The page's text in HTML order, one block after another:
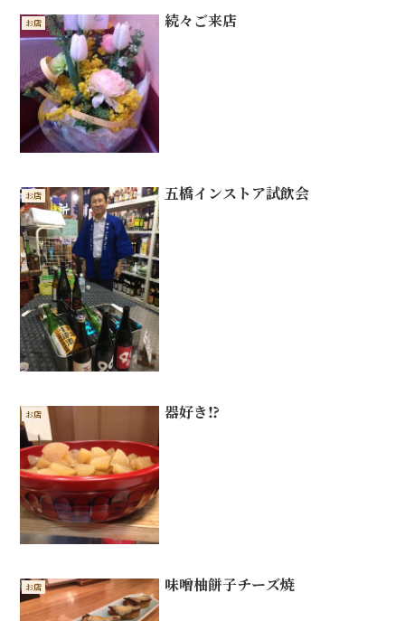
お店 続々ご来店
お店 五橋インストア試飲会
お店 器好き⁉︎
お店 味噌柚餅子チーズ焼